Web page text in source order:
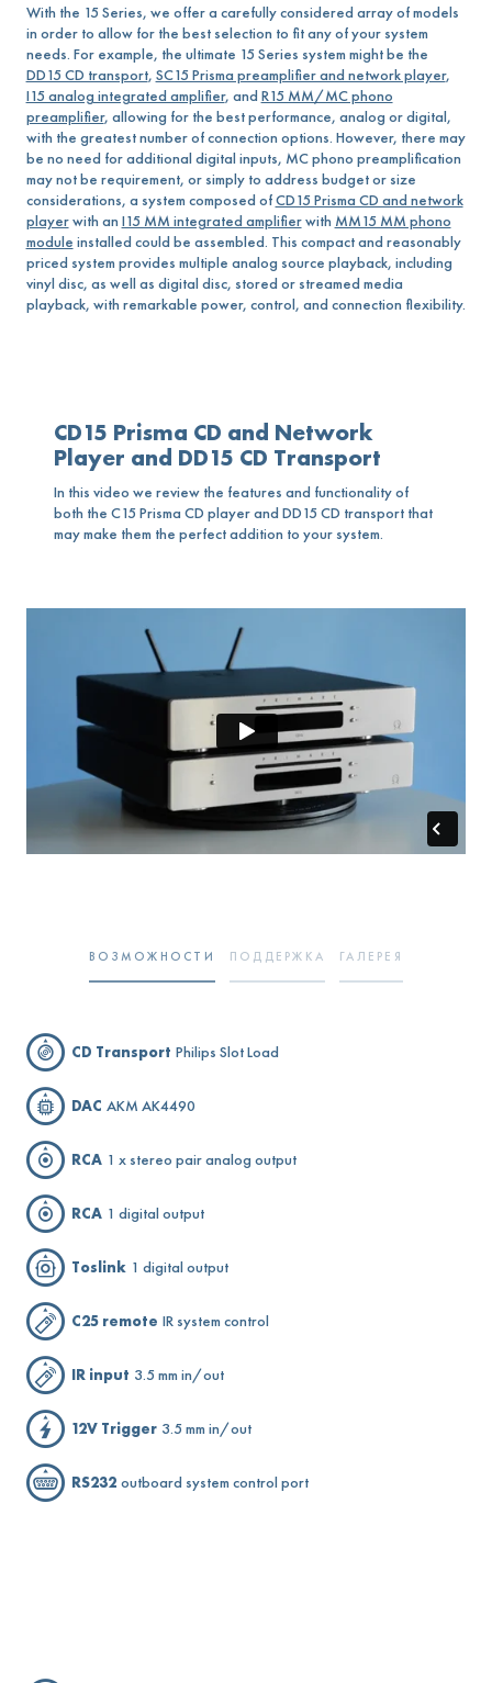
With the 15 Series, we offer a carefully considered array of models
in order to allow for the best selection to fit any of your system
needs. For example, the ultimate 15 Series system might be the
DD15 CD transport, SC15 Prisma preamplifier and network player,
I15 analog integrated amplifier, and R15 MM/MC phono
preamplifier, allowing for the best performance, analog or digital,
with the greatest number of connection options. However, there may
be no need for additional digital inputs, MC phono preamplification
may not be requirement, or simply to address budget or size
considerations, a system composed ofCD15 Prisma CD and network
playerwith an I15 MM integrated amplifierwith MM15 MM phono
module installed could be assembled. This compact and reasonably
priced system provides multiple analog source playback, including
vinyl disc, as well as digital disc, stored or streamed media
playback, with remarkable power, control, and connection flexibility.
CD15 Prisma CD and Network
Player and DD15 CD Transport
In this video we review the features and functionality of
both the C15 Prisma CD player and DD15 CD transport that
may make them the perfect addition to your system.
ВОЗМОЖНОСТИ ПОДДЕРЖКА ГАЛЕРЕЯ
CD Transport Philips Slot Load
DAC AKM AK4490
RCA 1 x stereo pair analog output
RCA 1 digital output
Toslink 1 digital output
C25 remote IR system control
IR input 3.5 mm in/out
12V Trigger 3.5 mm in/out
RS232 outboard system control port